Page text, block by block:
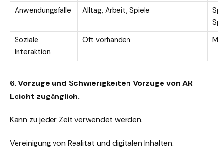
Anwendungsfälle Alltag, Arbeit, Spiele
Soziale
Interaktion
Oft vorhanden
6. Vorzüge und Schwierigkeiten Vorzüge von AR
Leicht zugänglich.
Kann zu jeder Zeit verwendet werden.
Vereinigung von Realität und digitalen Inhalten.